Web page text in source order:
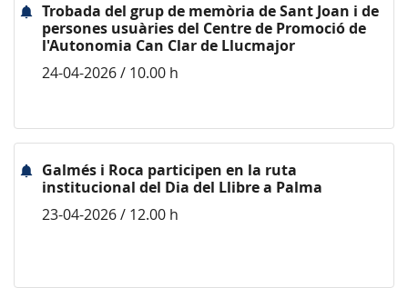
Trobada del grup de memòria de Sant Joan i de
persones usuàries del Centre de Promoció de
l'Autonomia Can Clar de Llucmajor
24-04-2026 / 10.00 h
Galmés i Roca participen en la ruta
institucional del Dia del Llibre a Palma
23-04-2026 / 12.00 h